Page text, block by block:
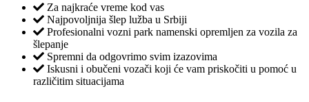
Za najkraće vreme kod vas
Najpovoljnija šlep lužba u Srbiji
Profesionalni vozni park namenski opremljen za vozila za
šlepanje
Spremni da odgovrimo svim izazovima
Iskusni i obučeni vozači koji će vam priskočiti u pomoć u
različitim situacijama